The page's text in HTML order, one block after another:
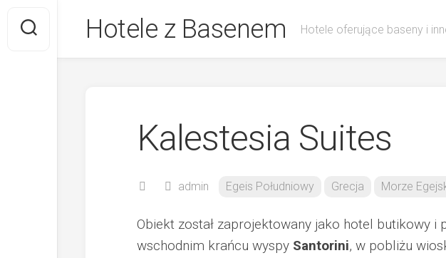
content
Hotele z Basenem Hotele oferujące baseny i
Kalestesia Suites
admin Egeis Południowy Grecja Morze
Obiekt został zaprojektowany jako hotel butikowy i
wschodnim krańcu wyspy Santorini, w pobliżu